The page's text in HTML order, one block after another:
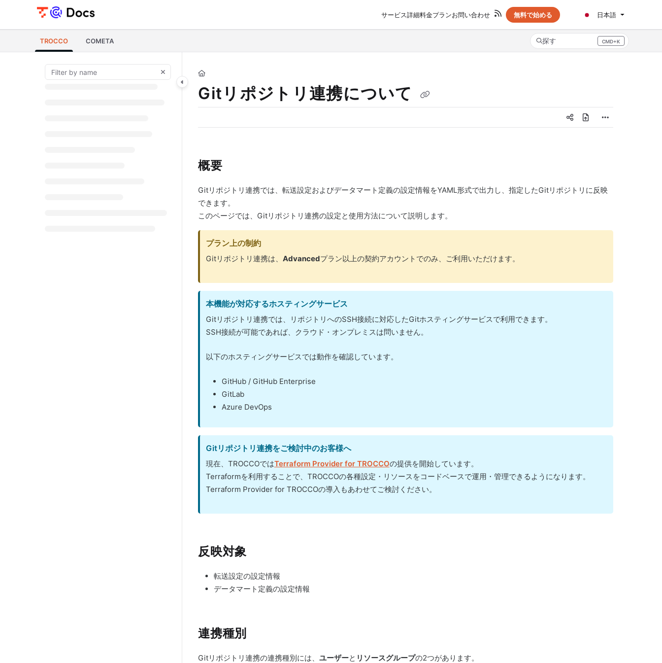
Documentation Index
Use this file to discover all available pages before exploring further.
サービス詳細料金プランお問い合わせ 無料で始める 日本語
TROCCO COMETA 探す CMD+K
Press CMD+K to open search
Gitリポジトリ連携について
概要
Gitリポジトリ連携では、転送設定およびデータマート定義の設定情報をYAML形式で出力し、指定したGitリポジトリに反映
できます。
このページでは、Gitリポジトリ連携の設定と使用方法について説明します。
プラン上の制約
Gitリポジトリ連携は、 Advancedプラン以上の契約アカウントでのみ、ご利用いただけます。
本機能が対応するホスティングサービス
Gitリポジトリ連携では、リポジトリへのSSH接続に対応したGitホスティングサービスで利用できます。
SSH接続が可能であれば、クラウド・オンプレミスは問いません。
以下のホスティングサービスでは動作を確認しています。
GitHub / GitHub Enterprise
GitLab
Azure DevOps
Gitリポジトリ連携をご検討中のお客様へ
現在、TROCCOではTerraform Provider for TROCCOの提供を開始しています。
Terraformを利用することで、TROCCOの各種設定・リソースをコードベースで運用・管理できるようになります。
Terraform Provider for TROCCOの導入もあわせてご検討ください。
反映対象
転送設定の設定情報
データマート定義の設定情報
連携種別
Gitリポジトリ連携の連携種別には、 ユーザーと リソースグループの2つがあります。